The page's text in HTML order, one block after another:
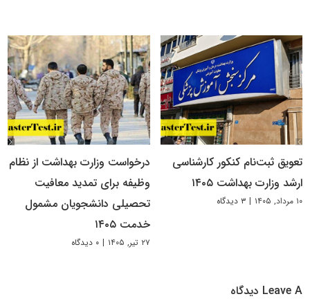
تعویق ثبت‌نام کنکور کارشناسی
ارشد وزارت بهداشت ۱۴۰۵
۱۰ مرداد, ۱۴۰۵ | ۳ دیدگاه
درخواست وزارت بهداشت از نظام
وظیفه برای تمدید معافیت
تحصیلی دانشجویان مشمول
خدمت ۱۴۰۵
۲۷ تیر, ۱۴۰۵ | ۰ دیدگاه
Leave A دیدگاه